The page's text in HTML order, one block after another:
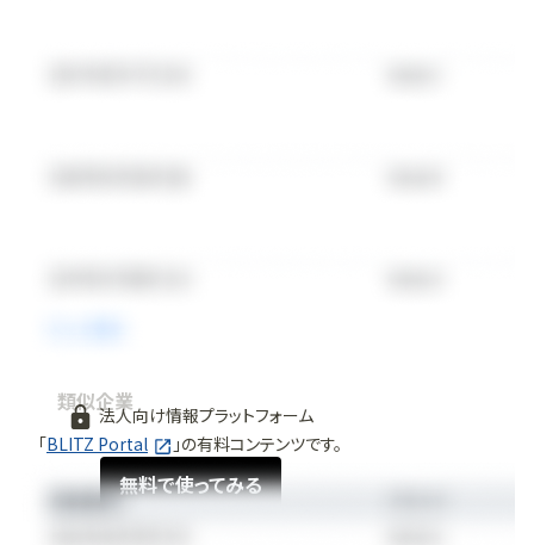
法人向け情報プラットフォーム
「BLITZ Portal 」の有料コンテンツです。
無料で使ってみる
類似企業